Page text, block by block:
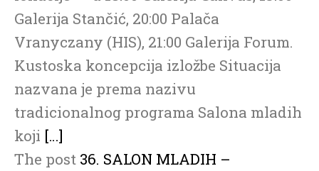
Galerija Stančić, 20:00 Palača
Vranyczany (HIS), 21:00 Galerija Forum.
Kustoska koncepcija izložbe Situacija
nazvana je prema nazivu
tradicionalnog programa Salona mladih
koji […]
The post 36. SALON MLADIH –